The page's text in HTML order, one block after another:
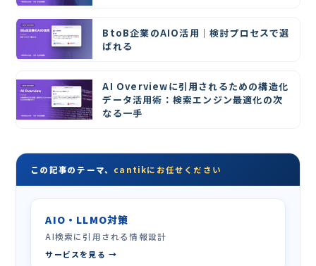
BtoB企業のAIO活用｜検討プロセスで選
ばれる
AI Overviewに引用されるための構造化
データ活用術：検索エンジン最適化の次
なる一手
この記事のテーマ、 cantikにお任せください
AIO・LLMO対策
AI検索に引用される情報設計
サービスを見る →